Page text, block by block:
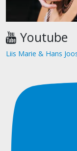
Youtube
Liis Marie & Hans